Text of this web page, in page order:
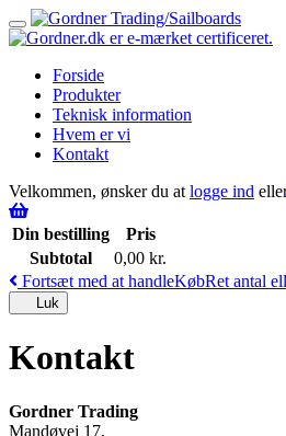
Toggle
navigation
Forside
Produkter
Teknisk information
Hvem er vi
Kontakt
Velkommen, ønsker du at logge ind
Din bestilling
Pris
Subtotal
0,00 kr.
Fortsæt med at handleKøbRet antal
Luk
Kontakt
Gordner Trading
Mandøvej 17,